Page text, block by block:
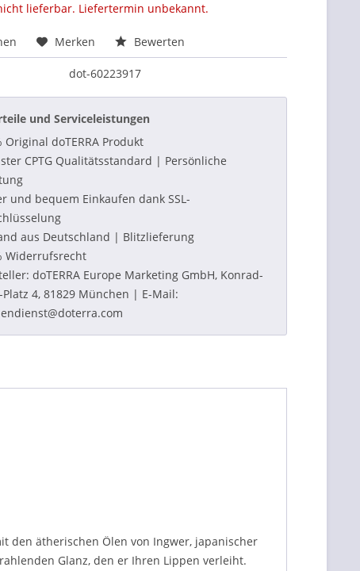
lieferbar. Liefertermin unbekannt.
Merken Bewerten
dot-60223917
und Serviceleistungen
Original doTERRA Produkt
CPTG Qualitätsstandard | Persönliche
und bequem Einkaufen dank SSL-
aus Deutschland | Blitzlieferung
Widerrufsrecht
doTERRA Europe Marketing GmbH, Konrad-
Platz 4, 81829 München | E-Mail:
den ätherischen Ölen von Ingwer, japanischer
Glanz, den er Ihren Lippen verleiht.